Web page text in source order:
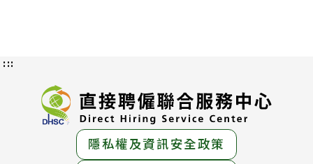
:::
隱私權及資訊安全政策